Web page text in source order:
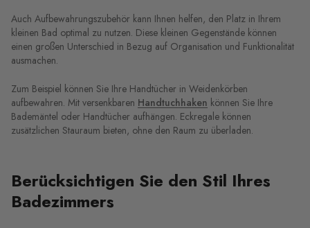
Auch Aufbewahrungszubehör kann Ihnen helfen, den Platz in Ihrem
kleinen Bad optimal zu nutzen. Diese kleinen Gegenstände können
einen großen Unterschied in Bezug auf Organisation und Funktionalität
ausmachen.
Zum Beispiel können Sie Ihre Handtücher in Weidenkörben
aufbewahren. Mit versenkbaren Handtuchhaken können Sie Ihre
Bademäntel oder Handtücher aufhängen. Eckregale können
zusätzlichen Stauraum bieten, ohne den Raum zu überladen.
Berücksichtigen Sie den Stil Ihres
Badezimmers